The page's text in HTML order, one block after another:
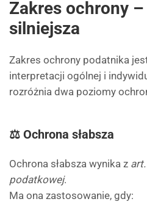
Zakres ochrony –
silniejsza
Zakres ochrony podatnika
interpretacji ogólnej i
rozróżnia dwa poziomy
⚖️ Ochrona słabsza
Ochrona słabsza wynika z
podatkowej.
Ma ona zastosowanie, gdy: